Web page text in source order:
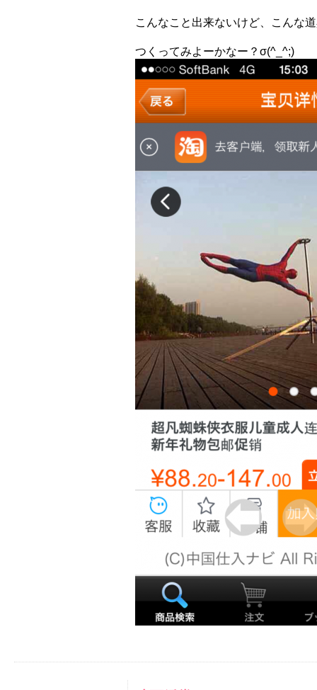
こんなこと出来ないけど、こんな
つくってみよーかなー？σ(^_^;)